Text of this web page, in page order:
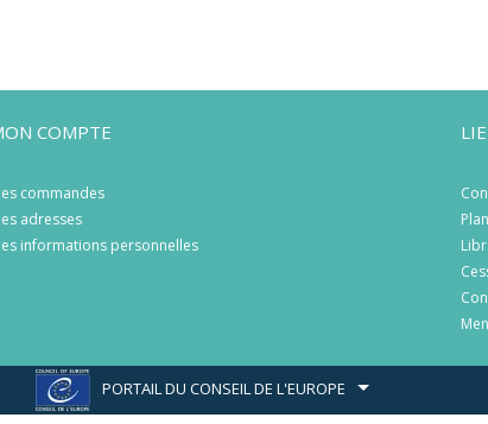
COMPTE
commandes
adresses
informations personnelles
PORTAIL DU CONSEIL DE L'EUROPE